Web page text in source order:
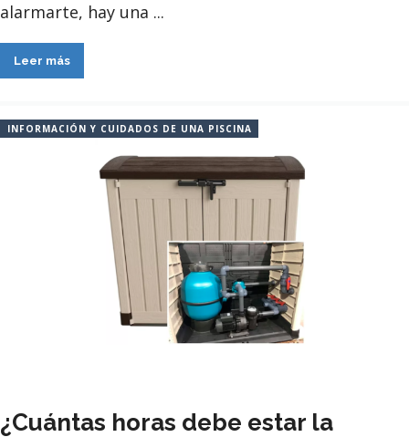
alarmarte, hay una ...
Leer más
INFORMACIÓN Y CUIDADOS DE UNA PISCINA
¿Cuántas horas debe estar la